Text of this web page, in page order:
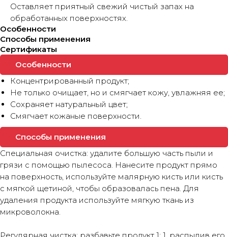
Оставляет приятный свежий чистый запах на
обработанных поверхностях.
Особенности
Способы применения
Сертификаты
Особенности
Концентрированный продукт;
Не только очищает, но и смягчает кожу, увлажняя ее;
Сохраняет натуральный цвет;
Смягчает кожаные поверхности.
Способы применения
Специальная очистка: удалите большую часть пыли и
грязи с помощью пылесоса. Нанесите продукт прямо
на поверхность, используйте малярную кисть или кисть
с мягкой щетиной, чтобы образовалась пена. Для
удаления продукта используйте мягкую ткань из
микроволокна.